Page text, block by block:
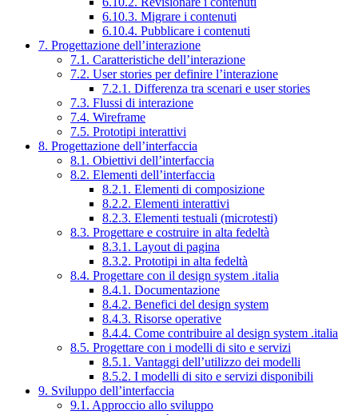
6.10.3. Migrare i contenuti
6.10.4. Pubblicare i contenuti
7. Progettazione dell’interazione
7.1. Caratteristiche dell’interazione
7.2. User stories per definire l’interazione
7.2.1. Differenza tra scenari e user stories
7.3. Flussi di interazione
7.4. Wireframe
7.5. Prototipi interattivi
8. Progettazione dell’interfaccia
8.1. Obiettivi dell’interfaccia
8.2. Elementi dell’interfaccia
8.2.1. Elementi di composizione
8.2.2. Elementi interattivi
8.2.3. Elementi testuali (microtesti)
8.3. Progettare e costruire in alta fedeltà
8.3.1. Layout di pagina
8.3.2. Prototipi in alta fedeltà
8.4. Progettare con il design system .italia
8.4.1. Documentazione
8.4.2. Benefici del design system
8.4.3. Risorse operative
8.4.4. Come contribuire al design system .italia
8.5. Progettare con i modelli di sito e servizi
8.5.1. Vantaggi dell’utilizzo dei modelli
8.5.2. I modelli di sito e servizi disponibili
9. Sviluppo dell’interfaccia
9.1. Approccio allo sviluppo